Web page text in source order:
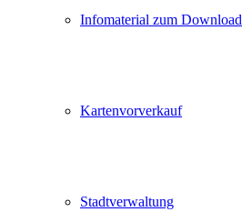
Infomaterial zum Download
Kartenvorverkauf
Stadtverwaltung